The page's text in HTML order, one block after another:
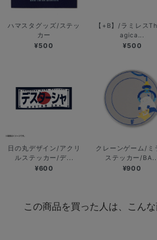
ハマスタグッズ/ステッ
カー
¥500
【+B】/ラミレス
agica...
¥500
日の丸デザイン/アクリ
ルステッカー/デ...
¥600
クレーンゲーム/ミ
ステッカー/
¥900
この商品を買った人は、こん